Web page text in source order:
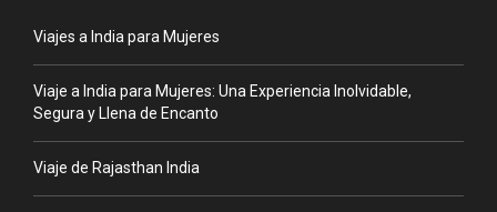
Viajes a India para Mujeres
Viaje a India para Mujeres: Una Experiencia Inolvidable,
Segura y Llena de Encanto
Viaje de Rajasthan India